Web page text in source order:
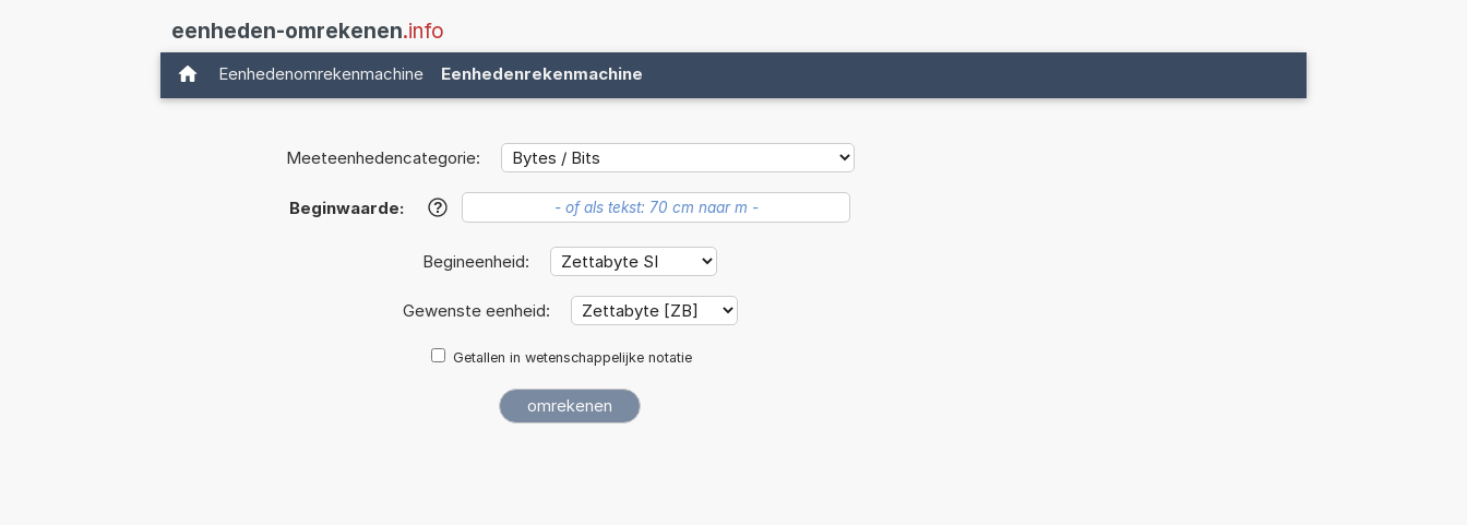
eenheden-omrekenen.info
Eenhedenomrekenmachine Eenhedenrekenmachine
Meeteenhedencategorie:
Beginwaarde: ?
Begineenheid:
Gewenste eenheid:
Getallen in wetenschappelijke notatie